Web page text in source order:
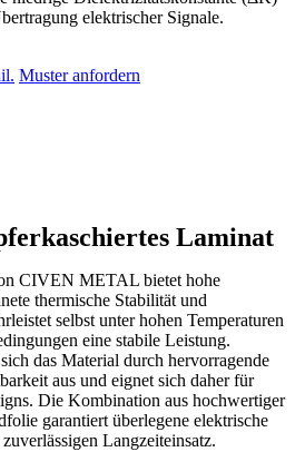
elektrischer Signale.
Muster anfordern
Laminat
CIVEN METAL bietet hohe
thermische Stabilität und
selbst unter hohen Temperaturen
eine stabile Leistung.
das Material durch hervorragende
aus und eignet sich daher für
Die Kombination aus hochwertiger
garantiert überlegene elektrische
Langzeiteinsatz.